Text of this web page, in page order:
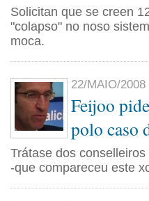
Solicitan que se creen
"colapso" no noso
moca.
22/MAIO/2008
Feijoo
polo caso
Trátase dos
-que compareceu este